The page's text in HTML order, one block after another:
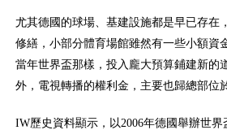
尤其德國的球場、基建設施都是早已存在
修繕，小部分體育場館雖然有一些小額資
當年世界盃那樣，投入龐大預算鋪建新的
外，電視轉播的權利金，主要也歸總部位
IW歷史資料顯示，以2006年德國舉辦世